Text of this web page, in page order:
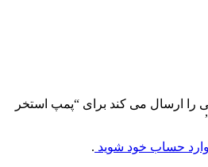
را ارسال می کند برای “پمپ استخر
وارد حساب خود شوید .